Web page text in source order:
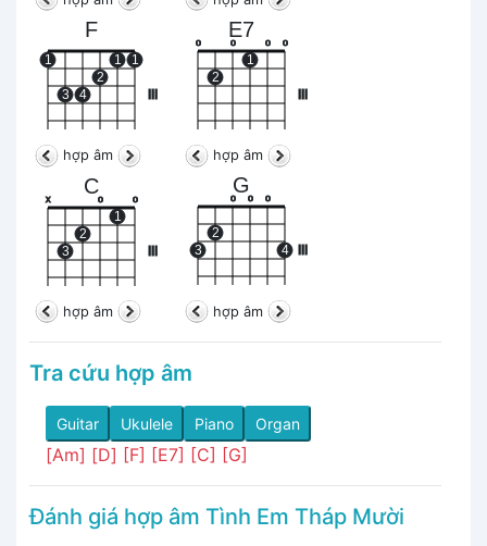
F
III
1
3 4
2
1 1
hợp âm
E7
o
2
o
1
o o
hợp âm
C
III
x
3
2
o
1
o
hợp âm
G
3
2
o o o
4
hợp âm
Tra cứu hợp âm
Guitar Ukulele Piano Organ
[Am] [D] [F] [E7] [C] [G]
Đánh giá hợp âm Tình Em Tháp Mười